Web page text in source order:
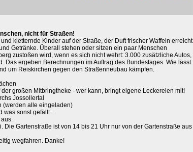
nicht für Straßen!
kletternde Kinder auf der Straße, der Duft frischer Waffeln erreicht
Getränke. Überall stehen oder sitzen ein paar Menschen
zustoßen wird, wenn es sich nicht wehrt: 3.000 zusätzliche Autos,
Das ergeben Berechnungen im Auftrag des Bundestages. Wie lässt
um Reiskirchen gegen den Straßenneubau kämpfen.
großen Mitbringtheke - wer kann, bringt eigene Leckereien mit!
Jossollertal
(werden alle eingeladen)
was sonst gefällt ...
Gartenstraße ist von 14 bis 21 Uhr nur von der Gartenstraße aus
wegfahren. Danke!